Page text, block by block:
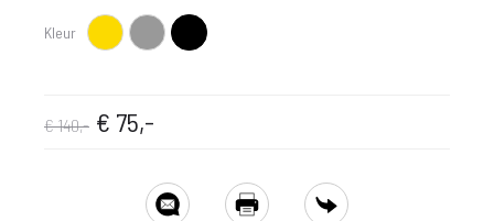
Kleur
Geel Grijs Zwart
€140,- Oorspronkelijke
€ 75,-